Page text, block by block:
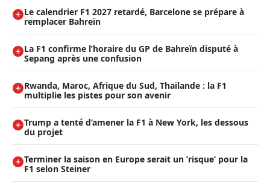
Le calendrier F1 2027 retardé, Barcelone se prépare à
remplacer Bahreïn
La F1 confirme l’horaire du GP de Bahreïn disputé à
Sepang après une confusion
Rwanda, Maroc, Afrique du Sud, Thaïlande : la F1
multiplie les pistes pour son avenir
Trump a tenté d’amener la F1 à New York, les dessous
du projet
Terminer la saison en Europe serait un ’risque’ pour la
F1 selon Steiner